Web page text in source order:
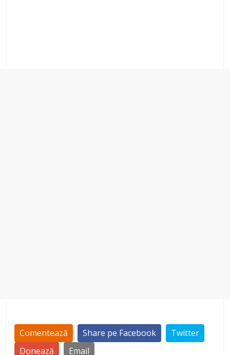
Comentează Share pe Facebook
Twitter
Donează
Email